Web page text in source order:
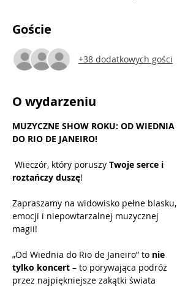
Goście
+38 dodatkowych gości
O wydarzeniu
MUZYCZNE SHOW ROKU: OD WIEDNIA
DO RIO DE JANEIRO!
Wieczór, który poruszy Twoje serce i
roztańczy duszę!
Zapraszamy na widowisko pełne blasku,
emocji i niepowtarzalnej muzycznej
magii!
„Od Wiednia do Rio de Janeiro” to nie
tylko koncert – to porywająca podróż
przez najpiękniejsze zakątki świata